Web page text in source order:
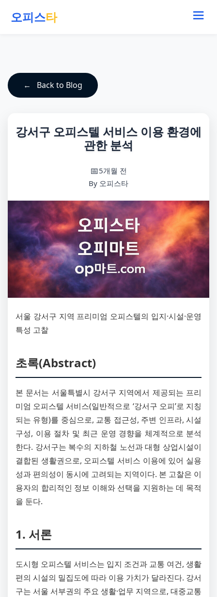
오피스타
Back to Blog
강서구 오피스텔 서비스 이용 환경에
관한 분석
5개월 전
By 오피스타
서울 강서구 지역 프리미엄 오피스텔의 입지·시설·운영
특성 고찰
초록(Abstract)
본 문서는 서울특별시 강서구 지역에서 제공되는 프리
미엄 오피스텔 서비스(일반적으로 ‘강서구 오피’로 지칭
되는 유형)를 중심으로, 교통 접근성, 주변 인프라, 시설
구성, 이용 절차 및 최근 운영 경향을 체계적으로 분석
한다. 강서구는 복수의 지하철 노선과 대형 상업시설이
결합된 생활권으로, 오피스텔 서비스 이용에 있어 실용
성과 편의성이 동시에 고려되는 지역이다. 본 고찰은 이
용자의 합리적인 정보 이해와 선택을 지원하는 데 목적
을 둔다.
1. 서론
도시형 오피스텔 서비스는 입지 조건과 교통 여건, 생활
편의 시설의 밀집도에 따라 이용 가치가 달라진다. 강서
구는 서울 서부권의 주요 생활·업무 지역으로, 대중교통